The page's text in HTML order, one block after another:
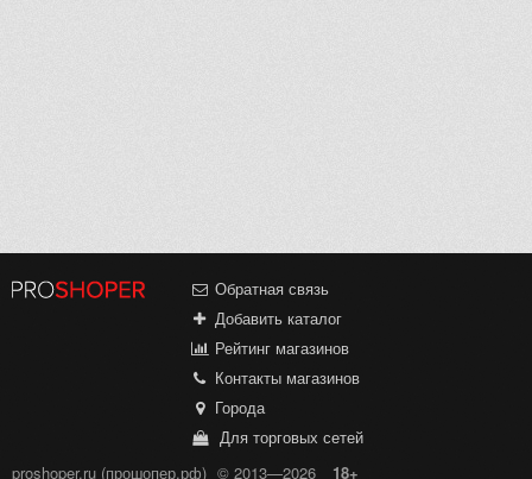
Обратная связь
Добавить каталог
Рейтинг магазинов
Контакты магазинов
Города
Для торговых сетей
proshoper.ru (прошопер.рф) © 2013—2026 18+